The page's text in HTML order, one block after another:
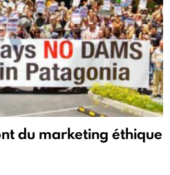
du marketing éthique